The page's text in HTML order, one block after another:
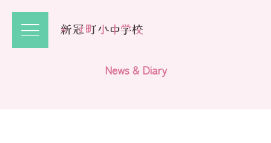
News & Diary